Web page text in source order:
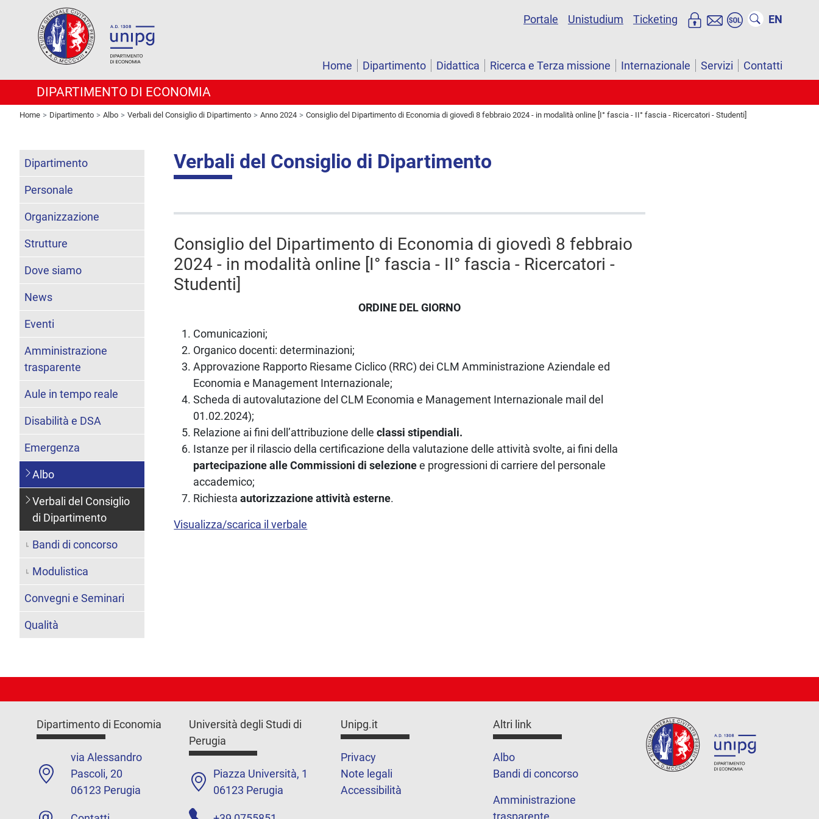
Portale Unistudium Ticketing EN
Home Dipartimento Didattica Ricerca e Terza missione Internazionale Servizi Contatti
DIPARTIMENTO DI ECONOMIA
Home Dipartimento Albo Verbali del Consiglio di Dipartimento Anno 2024 Consiglio del Dipartimento di Economia di giovedì 8 febbraio 2024 - in modalità online [I° fascia - II° fascia - Ricercatori - Studenti]
Verbali del Consiglio di Dipartimento
Consiglio del Dipartimento di Economia di giovedì 8 febbraio
2024 - in modalità online [I° fascia - II° fascia - Ricercatori -
Studenti]
ORDINE DEL GIORNO
Comunicazioni;
Organico docenti: determinazioni;
Approvazione Rapporto Riesame Ciclico (RRC) dei CLM Amministrazione Aziendale ed
Economia e Management Internazionale;
Scheda di autovalutazione del CLM Economia e Management Internazionale mail del
01.02.2024);
Relazione ai fini dell’attribuzione delleclassi stipendiali.
Istanze per il rilascio della certificazione della valutazione delle attività svolte, ai fini della
partecipazione alle Commissioni di selezionee progressioni di carriere del personale
accademico;
Richiestaautorizzazione attività esterne.
Visualizza/scarica il verbale
Dipartimento
Personale
Organizzazione
Strutture
Dove siamo
News
Eventi
Amministrazione
trasparente
Aule in tempo reale
Disabilità e DSA
Emergenza
Albo
Verbali del Consiglio
di Dipartimento
Bandi di concorso
Modulistica
Convegni e Seminari
Qualità
Dipartimento di Economia
via Alessandro
Pascoli, 20
06123 Perugia
Università degli Studi di
Perugia
Piazza Università, 1
06123 Perugia
Unipg.it
Privacy
Note legali
Accessibilità
Altri link
Albo
Bandi di concorso
Amministrazione
trasparente